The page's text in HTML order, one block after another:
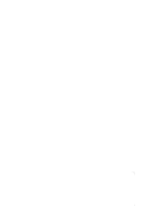
６．１２％宅配